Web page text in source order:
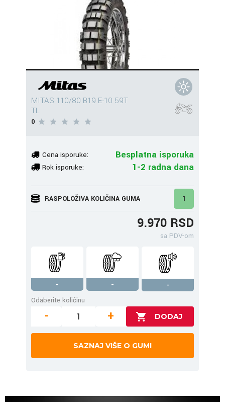
MITAS 110/80 B19 E-10 59T
TL
0
Cena isporuke: Besplatna isporuka
Rok isporuke: 1-2 radna dana
RASPOLOŽIVA KOLIČINA GUMA 1
9.970 RSD
sa PDV-om
- -
-
Odaberite količinu
- +
SAZNAJ VIŠE O GUMI